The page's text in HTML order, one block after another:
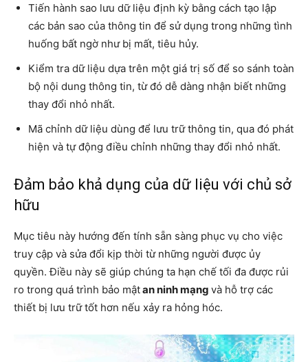
Tiến hành sao lưu dữ liệu định kỳ bằng cách tạo lập
các bản sao của thông tin để sử dụng trong những tình
huống bất ngờ như bị mất, tiêu hủy.
Kiểm tra dữ liệu dựa trên một giá trị số để so sánh toàn
bộ nội dung thông tin, từ đó dễ dàng nhận biết những
thay đổi nhỏ nhất.
Mã chỉnh dữ liệu dùng để lưu trữ thông tin, qua đó phát
hiện và tự động điều chỉnh những thay đổi nhỏ nhất.
Đảm bảo khả dụng của dữ liệu với chủ sở
hữu
Mục tiêu này hướng đến tính sẵn sàng phục vụ cho việc
truy cập và sửa đổi kịp thời từ những người được ủy
quyền. Điều này sẽ giúp chúng ta hạn chế tối đa được rủi
ro trong quá trình bảo mậtan ninh mạng và hỗ trợ các
thiết bị lưu trữ tốt hơn nếu xảy ra hỏng hóc.